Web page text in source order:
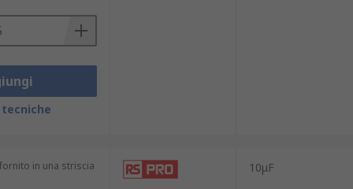
tecniche
in una striscia
10μF